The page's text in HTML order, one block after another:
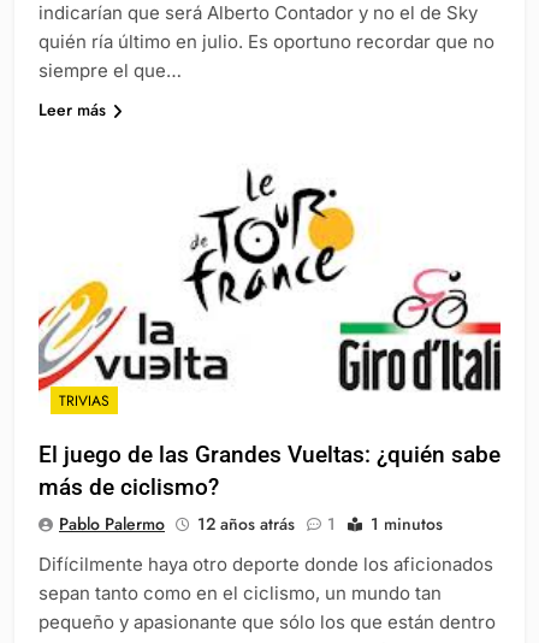
indicarían que será Alberto Contador y no el de Sky
quién ría último en julio. Es oportuno recordar que no
siempre el que…
Leer más
TRIVIAS
El juego de las Grandes Vueltas: ¿quién sabe
más de ciclismo?
Pablo Palermo 12 años atrás 1 1 minutos
Difícilmente haya otro deporte donde los aficionados
sepan tanto como en el ciclismo, un mundo tan
pequeño y apasionante que sólo los que están dentro